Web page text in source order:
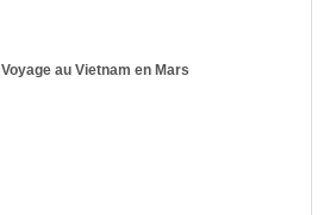
Voyage au Vietnam en Mars